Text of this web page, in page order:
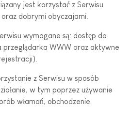
jest korzystać z Serwisu
dobrymi obyczajami.
wymagane są: dostęp do
przeglądarka WWW oraz aktywne
z Serwisu w sposób
w tym poprzez używanie
włamań, obchodzenie